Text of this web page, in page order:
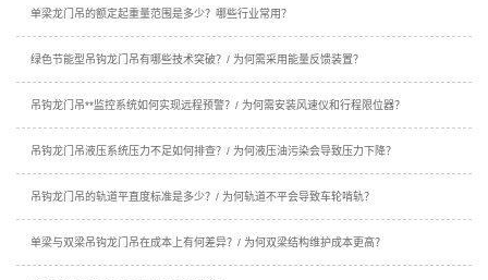
单梁龙门吊的额定起重量范围是多少？哪些行业常用？
绿色节能型吊钩龙门吊有哪些技术突破？/ 为何需采用能量反馈装置？
吊钩龙门吊**监控系统如何实现远程预警？/ 为何需安装风速仪和行程限位器？
吊钩龙门吊液压系统压力不足如何排查？/ 为何液压油污染会导致压力下降？
吊钩龙门吊的轨道平直度标准是多少？/ 为何轨道不平会导致车轮啃轨？
单梁与双梁吊钩龙门吊在成本上有何差异？/ 为何双梁结构维护成本更高？